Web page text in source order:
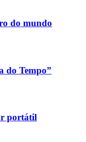
do mundo
do Tempo”
portátil